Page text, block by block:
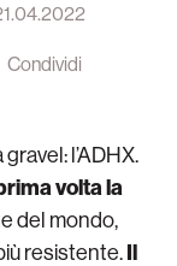
Condividi
l’ADHX.
volta la
del mondo,
resistente.Il